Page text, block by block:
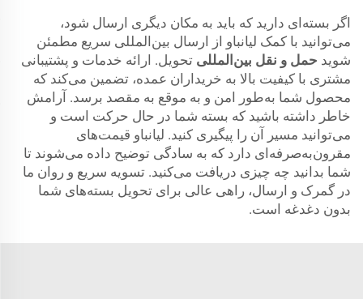
اگر بسته‌ای دارید که باید به مکان دیگری ارسال شود،
می‌توانید با کمک لیانباو از ارسال بین‌المللی سریع مطمئن
شوید حمل و نقل بین‌المللی تحویل. ارائه خدمات و پشتیبانی
مشتری با کیفیت بالا به خریداران عمده، تضمین می‌کند که
محصول شما به‌طور امن و به موقع به مقصد برسد. آرامش
خاطر داشته باشید که بسته شما در حال حرکت است و
می‌توانید مسیر آن را پیگیری کنید. لیانباو قیمت‌های
مقرون‌به‌صرفه‌ای دارد که به سادگی توضیح داده می‌شوند تا
شما بدانید چه چیزی دریافت می‌کنید. تسویه سریع و روان ما
در گمرک و ارسال، راهی عالی برای تحویل بسته‌های شما
بدون دغدغه است.